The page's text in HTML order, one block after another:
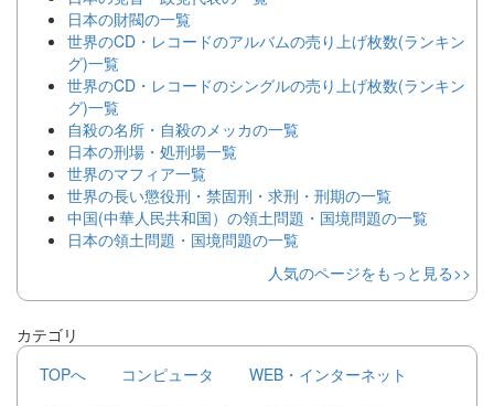
日本の財閥の一覧
世界のCD・レコードのアルバムの売り上げ枚数(ランキン
グ)一覧
世界のCD・レコードのシングルの売り上げ枚数(ランキン
グ)一覧
自殺の名所・自殺のメッカの一覧
日本の刑場・処刑場一覧
世界のマフィア一覧
世界の長い懲役刑・禁固刑・求刑・刑期の一覧
中国(中華人民共和国）の領土問題・国境問題の一覧
日本の領土問題・国境問題の一覧
人気のページをもっと見る>>
カテゴリ
TOPへ
コンピュータ
WEB・インターネット